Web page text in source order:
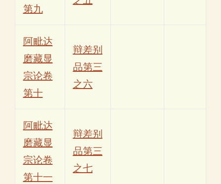
第九
阿毗达
磨藏显
宗论卷
第十
辩差别
品第三
之六
阿毗达
磨藏显
宗论卷
第十一
辩差别
品第三
之七